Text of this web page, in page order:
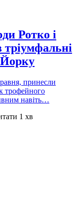
Ротко і
тріумфальні
принесли
трофейного
навіть…
1 хв